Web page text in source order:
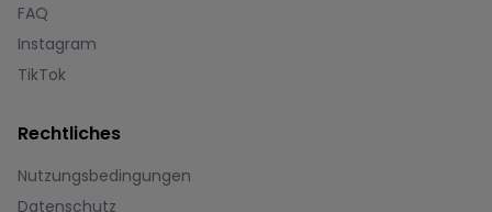
FAQ
Instagram
TikTok
Rechtliches
Nutzungsbedingungen
Datenschutz